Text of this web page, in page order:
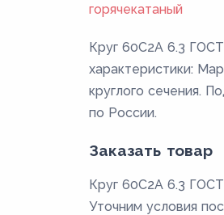
горячекатаный
Круг 60С2А 6.3
характеристики:
круглого сечения.
по России.
Заказать товар
Круг 60С2А 6.3
Уточним условия